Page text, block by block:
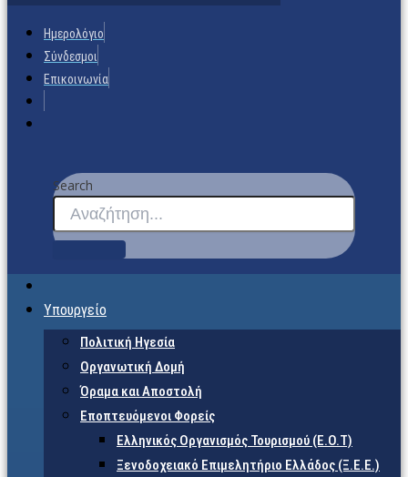
Ημερολόγιο
Σύνδεσμοι
Επικοινωνία
Search
Υπουργείο
Πολιτική Ηγεσία
Οργανωτική Δομή
Όραμα και Αποστολή
Εποπτευόμενοι Φορείς
Eλληνικός Οργανισμός Τουρισμού (Ε.Ο.Τ)
Ξενοδοχειακό Επιμελητήριο Ελλάδος (Ξ.Ε.Ε.)